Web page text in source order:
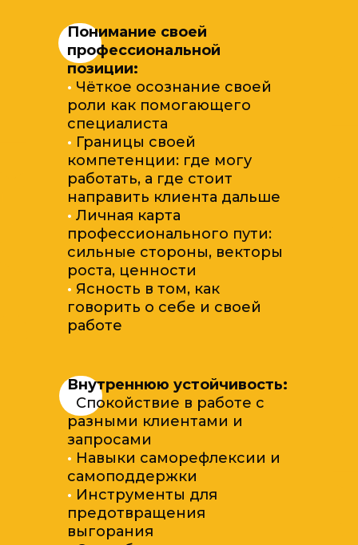
Внутреннюю устойчивость:
Спокойствие в работе с
разными клиентами и
запросами
· Навыки саморефлексии и
самоподдержки
· Инструменты для
предотвращения
выгорания
Понимание своей
профессиональной
позиции:
· Чёткое осознание своей
роли как помогающего
специалиста
· Границы своей
компетенции: где могу
работать, а где стоит
направить клиента дальше
· Личная карта
профессионального пути:
сильные стороны, векторы
роста, ценности
· Ясность в том, как
говорить о себе и своей
работе